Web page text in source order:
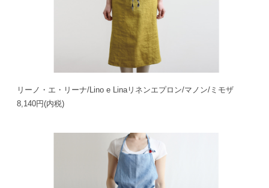
リーノ・エ・リーナ/Lino e Linaリネンエプロン/マノン/ミモザ
8,140円(内税)